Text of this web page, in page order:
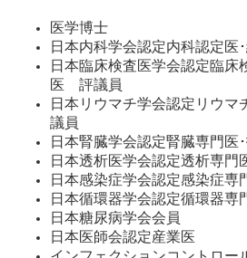
医学博士
日本内科学会認定内科認定医
日本臨床検査医学会認定臨床
医 評議員
日本リウマチ学会認定リウ
議員
日本腎臓学会認定腎臓専門
日本透析医学会認定透析専門
日本感染症学会認定感染症
日本循環器学会認定循環器専
日本糖尿病学会会員
日本医師会認定産業医